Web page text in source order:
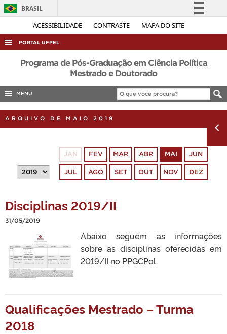
ACESSIBILIDADE CONTRASTE MAPA DO SITE
BRASIL
Simplifique!
Acesso à informação
Legislação
Canais
PORTAL UFPEL
ACESSO À INFORMAÇÃO
COBALTO
CONCURSOS
EDITAIS
INTERNACIONAL
PORTARIAS
Programa de Pós-Graduação em Ciência Política
Mestrado e Doutorado
MENU
ARQUIVO DE MAIO 2019
JAN FEV MAR ABR MAI JUN
JUL AGO SET OUT NOV DEZ
Disciplinas 2019/II
31/05/2019
Abaixo seguem as informações
sobre as disciplinas oferecidas em
2019/II no PPGCPol.
Qualificações Mestrado – Turma
2018